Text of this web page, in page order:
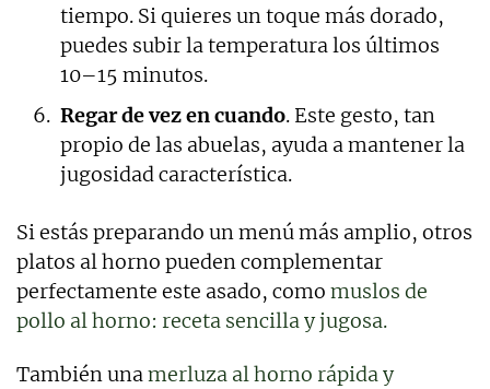
tiempo. Si quieres un toque más dorado,
puedes subir la temperatura los últimos
10–15 minutos.
Regar de vez en cuando. Este gesto, tan
propio de las abuelas, ayuda a mantener la
jugosidad característica.
Si estás preparando un menú más amplio, otros
platos al horno pueden complementar
perfectamente este asado, como muslos de
pollo al horno: receta sencilla y jugosa.
También unamerluza al horno rápida y